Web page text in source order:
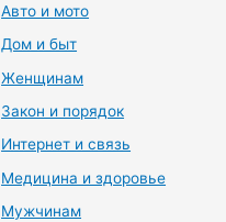
Авто и мото
Дом и быт
Женщинам
Закон и порядок
Интернет и связь
Медицина и здоровье
Мужчинам